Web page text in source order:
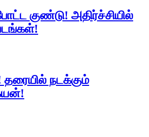
குண்டு! அதிர்ச்சியில்
நடக்கும்